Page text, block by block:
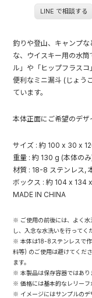
LINE で相談する
釣りや登山、キャンプ
な、ウイスキー用の水
ル」や「ヒップフラス
便利なミニ漏斗 (じょう
ています。
本体正面にご希望のデザ
サイズ : 約 100 x 30 x
重量 : 約 130 g (本体の
材質 : 18-8 ステンレス,
ボックス : 約 104 x 134
MADE IN CHINA
※ ご使用の前後には、よく水
し、入念な水洗いを行ってく
※ 本体は18-8ステンレスで
料等) のご使用は避けてくだ
ます。
※ 本製品は保存容器ではあり
※ 価格には基本的なレリーフ
※ イメージにはサンプルのデ